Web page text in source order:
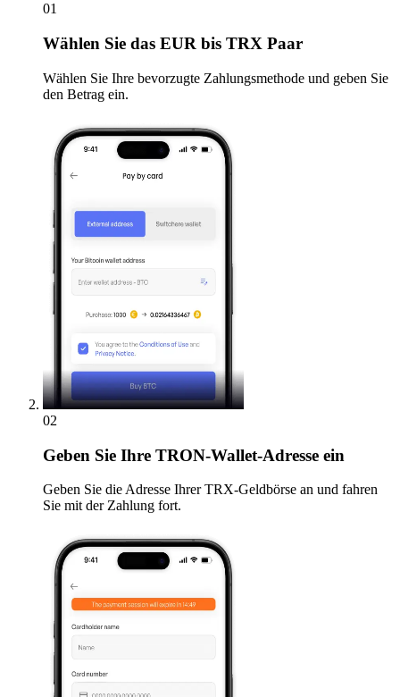
01
Wählen Sie das EUR bis TRX Paar
Wählen Sie Ihre bevorzugte Zahlungsmethode und geben Sie
den Betrag ein.
02
Geben Sie Ihre TRON-Wallet-Adresse ein
Geben Sie die Adresse Ihrer TRX-Geldbörse an und fahren
Sie mit der Zahlung fort.